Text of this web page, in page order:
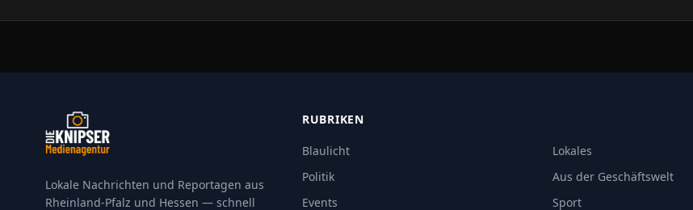
Lokale Nachrichten und Reportagen aus
Rheinland-Pfalz und Hessen — schnell
RUBRIKEN
Blaulicht
Lokales
Politik
Aus der Geschäftswelt
Events
Sport